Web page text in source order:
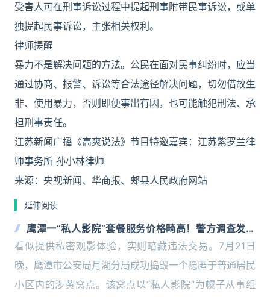
受害人可在刑事诉讼过程中提起刑事附带民事诉讼，或单
独提起民事诉讼，主张相关权利。
律师提醒
暴力不是解决问题的方法。公民在面对民事纠纷时，应当
通过协商、报警、诉讼等合法途径解决问题，切勿借故生
非、使用暴力，否则即便事出有因，也可能触犯刑法、承
担刑事责任。
江苏新闻广播《高爽说法》节目特邀嘉宾：江苏紫罗兰律
师事务所 孙小林律师
来源：央视新闻、华商报、郏县人民政府网站
延伸阅读
鹰潭一“私人影院”套餐服务价格畸高！警方调查发现
竟是卖淫嫖娼窝点
看似提供私密观影体验，实则暗藏违法交易。7月21日
晚，鹰潭市公安局月湖分局成功捣毁一个隐匿于普通居民
小区内的涉黄窝点。该窝点以“私人影院”为幌子从事组